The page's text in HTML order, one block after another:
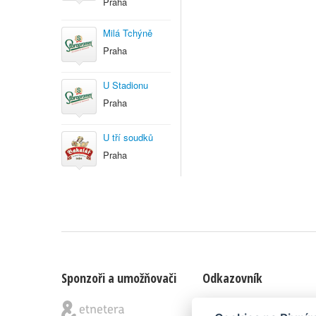
Milá Tchýně
Praha
U Stadionu
Praha
U tří soudků
Praha
Sponzoři a umožňovači Odkazovník
Blog| Nápady & připomínky